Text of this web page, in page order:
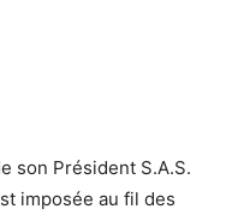
son Président S.A.S.
imposée au fil des